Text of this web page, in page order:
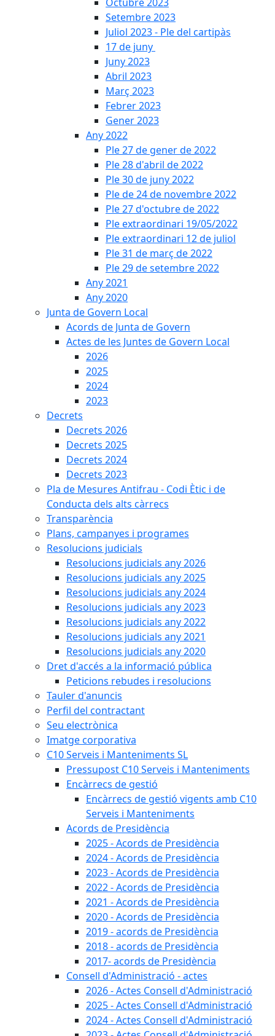
Setembre 2023
Juliol 2023 - Ple del cartipàs
17 de juny
Juny 2023
Abril 2023
Març 2023
Febrer 2023
Gener 2023
Any 2022
Ple 27 de gener de 2022
Ple 28 d'abril de 2022
Ple 30 de juny 2022
Ple de 24 de novembre 2022
Ple 27 d'octubre de 2022
Ple extraordinari 19/05/2022
Ple extraordinari 12 de juliol
Ple 31 de març de 2022
Ple 29 de setembre 2022
Any 2021
Any 2020
Junta de Govern Local
Acords de Junta de Govern
Actes de les Juntes de Govern Local
2026
2025
2024
2023
Decrets
Decrets 2026
Decrets 2025
Decrets 2024
Decrets 2023
Pla de Mesures Antifrau - Codi Ètic i de
Conducta dels alts càrrecs
Transparència
Plans, campanyes i programes
Resolucions judicials
Resolucions judicials any 2026
Resolucions judicials any 2025
Resolucions judicials any 2024
Resolucions judicials any 2023
Resolucions judicials any 2022
Resolucions judicials any 2021
Resolucions judicials any 2020
Dret d'accés a la informació pública
Peticions rebudes i resolucions
Tauler d'anuncis
Perfil del contractant
Seu electrònica
Imatge corporativa
C10 Serveis i Manteniments SL
Pressupost C10 Serveis i Manteniments
Encàrrecs de gestió
Encàrrecs de gestió vigents amb C10
Serveis i Manteniments
Acords de Presidència
2025 - Acords de Presidència
2024 - Acords de Presidència
2023 - Acords de Presidència
2022 - Acords de Presidència
2021 - Acords de Presidència
2020 - Acords de Presidència
2019 - acords de Presidència
2018 - acords de Presidència
2017- acords de Presidència
Consell d'Administració - actes
2026 - Actes Consell d'Administració
2025 - Actes Consell d'Administració
2024 - Actes Consell d'Administració